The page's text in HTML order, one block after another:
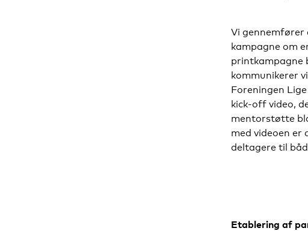
Vi gennemfører
kampagne om
printkampagne
kommunikerer
Foreningen
kick-off video,
mentorstøtte
med videoen
deltagere til
Etablering af